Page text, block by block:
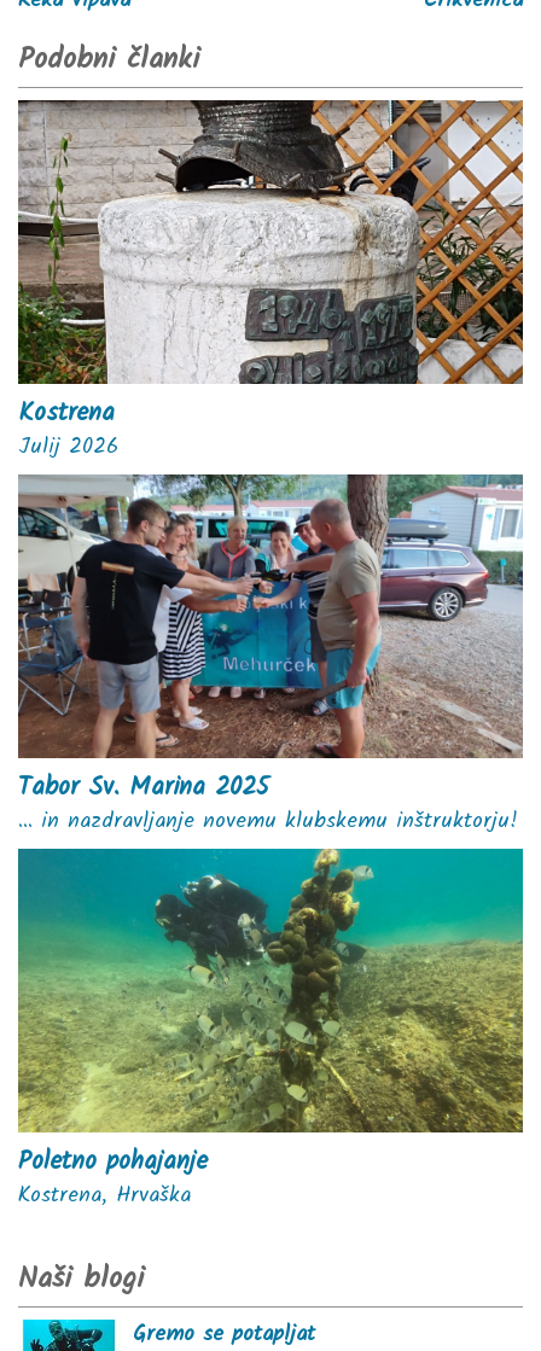
Podobni članki
Kostrena
Julij 2026
Tabor Sv. Marina 2025
... in nazdravljanje novemu klubskemu inštruktorju!
Poletno pohajanje
Kostrena, Hrvaška
Naši blogi
Gremo se potapljat